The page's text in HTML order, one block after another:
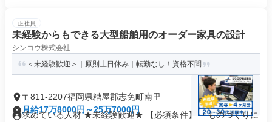
正社員
未経験からもできる大型船舶用のオーダー家具の設計
シンコウ株式会社
＜未経験歓迎＞｜原則土日休み｜転勤なし！資格不問
〒811-2207福岡県糟屋郡志免町南里
月給17万8000円～25万7000円
求めている人材 ★未経験歓迎★ 【必須条件】 ・ものづくりに